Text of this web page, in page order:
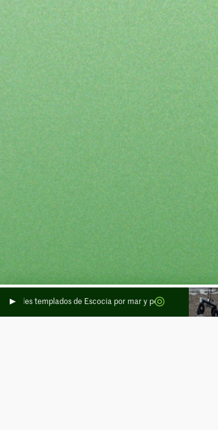
templados de Escocia por mar y por tierra